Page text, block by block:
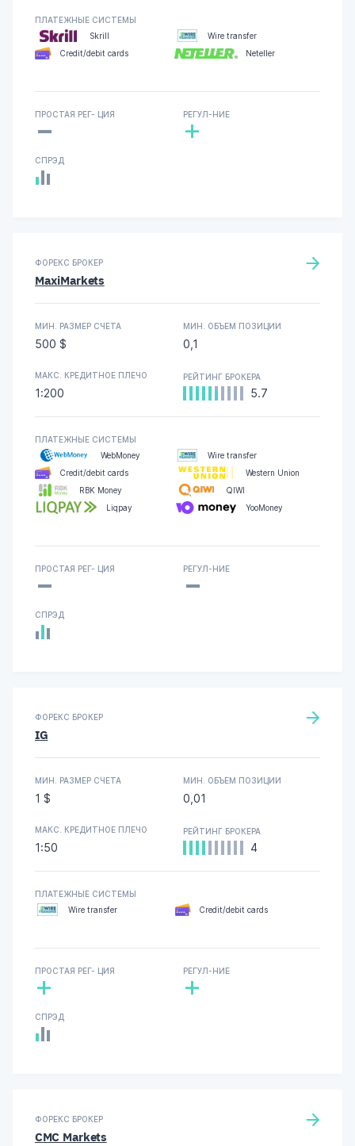
ПЛАТЕЖНЫЕ СИСТЕМЫ
Skrill
Wire transfer
Credit/debit cards
Neteller
ПРОСТАЯ РЕГ- ЦИЯ
- РЕГУЛ-НИЕ
+
СПРЭД
ФОРЕКС БРОКЕР
MaxiMarkets
МИН. РАЗМЕР СЧЕТА
500 $
МИН. ОБЪЕМ ПОЗИЦИИ
0,1
МАКС. КРЕДИТНОЕ ПЛЕЧО
1:200
РЕЙТИНГ БРОКЕРА
5.7
ПЛАТЕЖНЫЕ СИСТЕМЫ
WebMoney
Wire transfer
Credit/debit cards
Western Union
RBK Money
QIWI
Liqpay
YooMoney
ПРОСТАЯ РЕГ- ЦИЯ
- РЕГУЛ-НИЕ
-
СПРЭД
ФОРЕКС БРОКЕР
IG
МИН. РАЗМЕР СЧЕТА
1 $
МИН. ОБЪЕМ ПОЗИЦИИ
0,01
МАКС. КРЕДИТНОЕ ПЛЕЧО
1:50
РЕЙТИНГ БРОКЕРА
4
ПЛАТЕЖНЫЕ СИСТЕМЫ
Wire transfer
Credit/debit cards
ПРОСТАЯ РЕГ- ЦИЯ
+ РЕГУЛ-НИЕ
+
СПРЭД
ФОРЕКС БРОКЕР
CMC Markets